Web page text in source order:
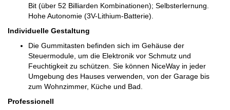
Bit (über 52 Billiarden Kombinationen); Selbsterlernung.
Hohe Autonomie (3V-Lithium-Batterie).
Individuelle Gestaltung
Die Gummitasten befinden sich im Gehäuse der
Steuermodule, um die Elektronik vor Schmutz und
Feuchtigkeit zu schützen. Sie können NiceWay in jeder
Umgebung des Hauses verwenden, von der Garage bis
zum Wohnzimmer, Küche und Bad.
Professionell